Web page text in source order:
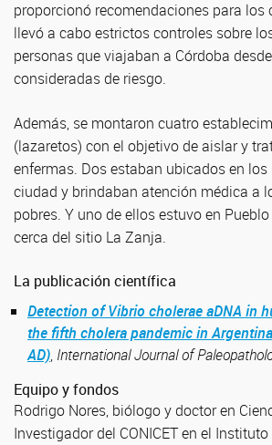
proporcionó recomendaciones para los
llevó a cabo estrictos controles sobre
personas que viajaban a Córdoba
consideradas de riesgo.
Además, se montaron cuatro
(lazaretos) con el objetivo de aislar y
enfermas. Dos estaban ubicados en los
ciudad y brindaban atención médica a
pobres. Y uno de ellos estuvo en
cerca del sitio La Zanja.
La publicación científica
Detection of Vibrio cholerae aDNA in
the fifth cholera pandemic in
AD), International Journal of
Equipo y fondos
Rodrigo Nores, biólogo y doctor en
Investigador del CONICET en el